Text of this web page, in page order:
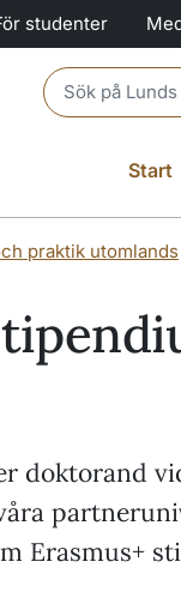
studenter
Header search
Start
praktik utomlands
doktorand
Erasmus+